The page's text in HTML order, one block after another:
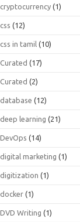
cryptocurrency (1)
css (12)
css in tamil (10)
Curated (17)
Curated (2)
database (12)
deep learning (21)
DevOps (14)
digital marketing (1)
digitization (1)
docker (1)
DVD Writing (1)